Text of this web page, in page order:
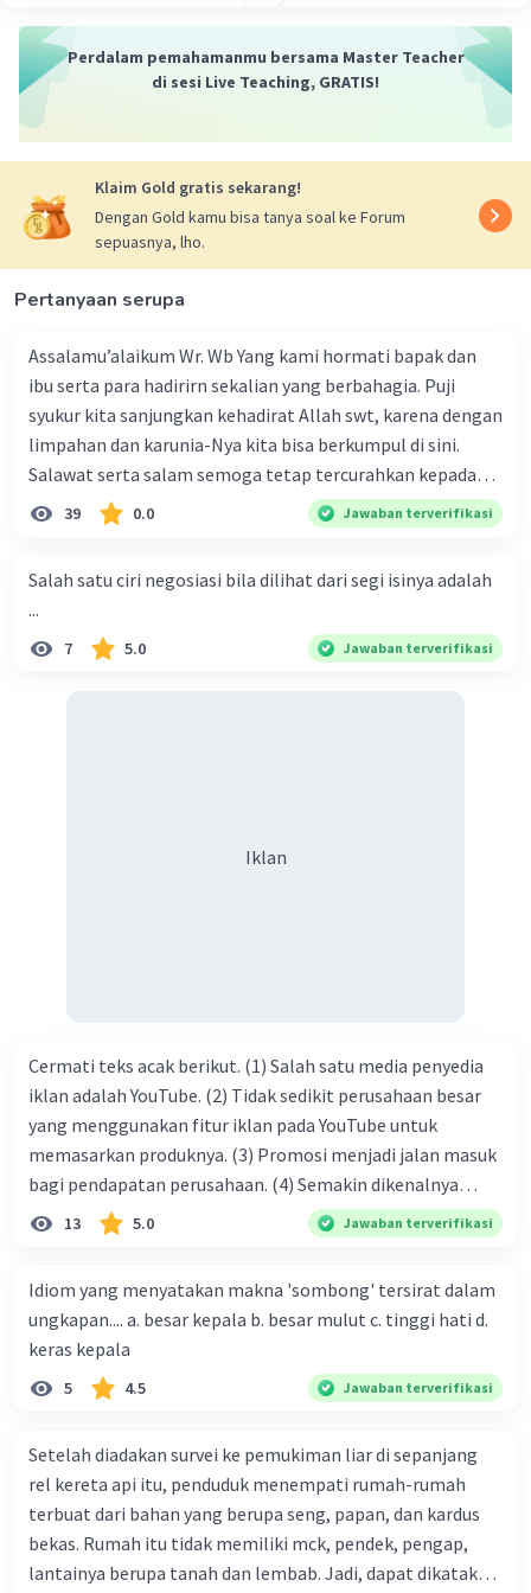
pemikirannya terus berkembang dan ia
mengabdikan hidupnya untuk rakyat." karena
"Almarhum Gus Dur adalah tokoh besar, disayang
semua kalangan karena ide-ide dan pemikirannya
yang terus hidup dan berkembang. Gus Dur
adalah tokoh langka "nyeleneh", kaya ide, dan
mengabdikan sepenuh hidupnya untuk rakyat."
Dengan demikian, jawaban yang tepat adalah
pilihan E.
Beri Rating·0.0(0) Balas
Perdalam pemahamanmu bersama Master Teacher
di sesi Live Teaching, GRATIS!
Klaim Gold gratis sekarang!
Dengan Gold kamu bisa tanya soal ke Forum
sepuasnya, lho.
Pertanyaan serupa
Assalamu’alaikum Wr. Wb Yang kami hormati bapak dan
ibu serta para hadirirn sekalian yang berbahagia. Puji
syukur kita sanjungkan kehadirat Allah swt, karena dengan
limpahan dan karunia-Nya kita bisa berkumpul di sini.
Salawat serta salam semoga tetap tercurahkan kepada
junjungan Nabi besar Muhammad saw, karena beliau
menyiarkan agama yang haq, yakni agama islam, agama
ke dalam umat-Nya yang diberkahi. Amin ya rabbal alamin.
Hadirin sekalian yang berbahagia! Dirasa amat penting
sekali jiwa sosial untuk diterapkan di lingkungan keluarga,
limpahan karuniaNya kita bisa berkumpul di sini. Kalimat
39 0.0 Jawaban terverifikasi
Salah satu ciri negosiasi bila dilihat dari segi isinya adalah
...
7 5.0 Jawaban terverifikasi
Iklan
Cermati teks acak berikut. (1) Salah satu media penyedia
iklan adalah YouTube. (2) Tidak sedikit perusahaan besar
yang menggunakan fitur iklan pada YouTube untuk
memasarkan produknya. (3) Promosi menjadi jalan masuk
bagi pendapatan perusahaan. (4) Semakin dikenalnya
suatu produk oleh konsumen, semakin besar pula peluang
perusahaan kepada konsumen. Urutan yang tepat agar
menjadi teks eksposisi yang padu adalah .... A. (1)-(2)-(3)-
(4)-(5) B. (2)-(1)-(3)-(4)-(5) C. (3)-(1)-(2)-(5)-(4) D. (3)-(5)-
(4)-(1)-(2) E. (5)-(1)-(3)-(4)-(2)
13 5.0 Jawaban terverifikasi
Idiom yang menyatakan makna 'sombong' tersirat dalam
ungkapan.... a. besar kepala b. besar mulut c. tinggi hati d.
keras kepala
5 4.5 Jawaban terverifikasi
Setelah diadakan survei ke pemukiman liar di sepanjang
rel kereta api itu, penduduk menempati rumah-rumah
terbuat dari bahan yang berupa seng, papan, dan kardus
bekas. Rumah itu tidak memiliki mck, pendek, pengap,
lantainya berupa tanah dan lembab. Jadi, dapat dikatakan